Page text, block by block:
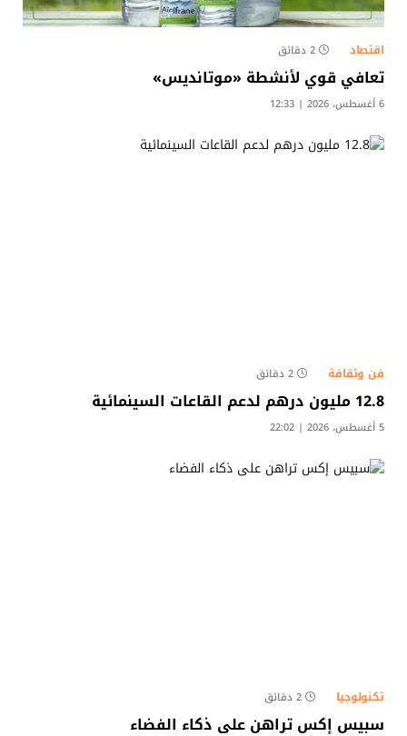
اقتصاد 2 دقائق
تعافي قوي لأنشطة «موتانديس»
6 أغسطس، 2026 | 12:33
فن وثقافة 2 دقائق
12.8 مليون درهم لدعم القاعات السينمائية
5 أغسطس، 2026 | 22:02
تكنولوجيا 2 دقائق
سبيس إكس تراهن على ذكاء الفضاء